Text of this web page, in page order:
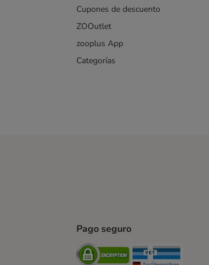
Cupones de descuento
ZOOutlet
zooplus App
Categorías
Method
Method
Pago seguro
Security